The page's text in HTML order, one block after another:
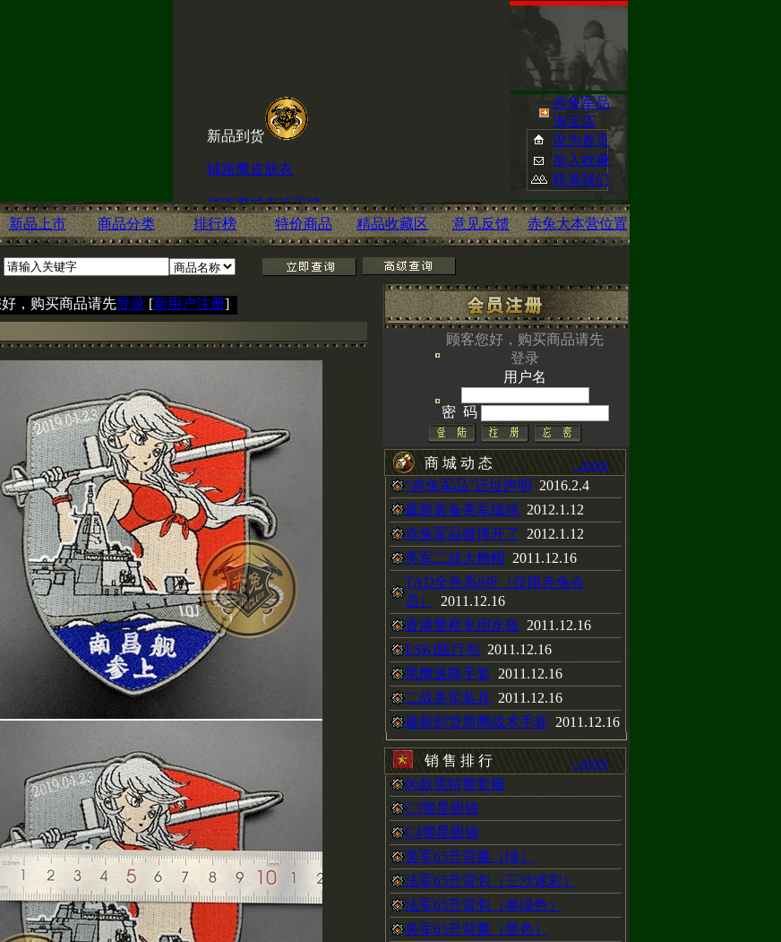
ESKI内腰带
喜讯！赤兔淘宝店现已经开启您可点
击
现赤兔新到瑞士原产TACTICAL手表，H3
发光材料，保证质量，您可以在赤兔动态
商城进行查看和选购
赤兔新到各种图案POLO衫，黑色沙色两种
可供选择
MAGNUM（马格南）特警靴
美国黑鹰干探衬衣
美jun M1943作战裤
赤兔军品
淘宝店
设为首页
加入收藏
联系我们
新品上市 商品分类 排行榜 特价商品 精品收藏区 意见反馈 赤兔大本营位置
，购买商品请先登录[新用户注册]
顾客您好，购买商品请先
登录
用户名
密 码
商 城 动 态
..more
“赤兔军品”迁址声明 2016.2.4
最新装备美军绒毯 2012.1.12
赤兔军品微博开了 2012.1.12
美军二战大檐帽2011.12.16
TAD全色系8折（仅限赤兔会
员）
2011.12.16
香港警察专用水瓶 2011.12.16
ESKI医疗包2011.12.16
黑鹰速降手套 2011.12.16
二战美军装具2011.12.16
最新到货黑鹰战术手套 2011.12.16
销 售 排 行
..more
06款黑特警套服
C3警星眼镜
C4警星眼镜
美军65升背囊（绿）
法军65升背包（三沙迷彩）
法军65升背包（单绿色）
美军65升背囊（黑色）